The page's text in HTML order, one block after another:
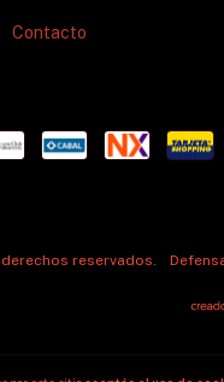
Contacto
reservados.